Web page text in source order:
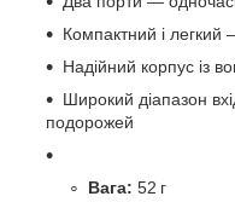
Компактний і
Надійний корпус із
Широкий діапазон
подорожей
Вага: 52 г